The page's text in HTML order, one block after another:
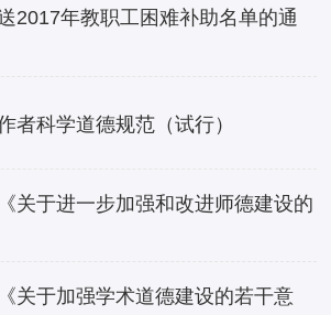
2017年教职工困难补助名单的通
者科学道德规范（试行）
关于进一步加强和改进师德建设的
关于加强学术道德建设的若干意